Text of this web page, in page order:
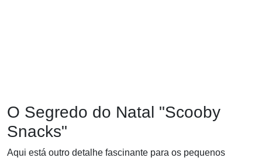
O Segredo do Natal "Scooby
Snacks"
Aqui está outro detalhe fascinante para os pequenos